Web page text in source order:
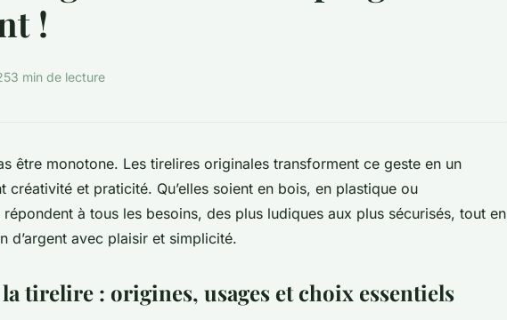
!
3 min de lecture
être monotone. Les tirelires originales transforment ce geste en un
créativité et praticité. Qu’elles soient en bois, en plastique ou
à tous les besoins, des plus ludiques aux plus sécurisés, tout en
d’argent avec plaisir et simplicité.
tirelire : origines, usages et choix essentiels